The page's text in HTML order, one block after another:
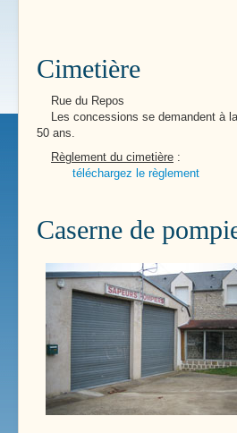
Cimetière
Rue du Repos
Les concessions se demandent à
50 ans.
Règlement du cimetière :
téléchargez le règlement
Caserne de